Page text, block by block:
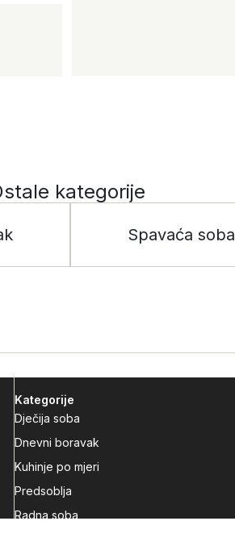
kategorije
Spavaća soba
Kategorije
Dječija soba
Dnevni boravak
Kuhinje po mjeri
Predsoblja
Radna soba